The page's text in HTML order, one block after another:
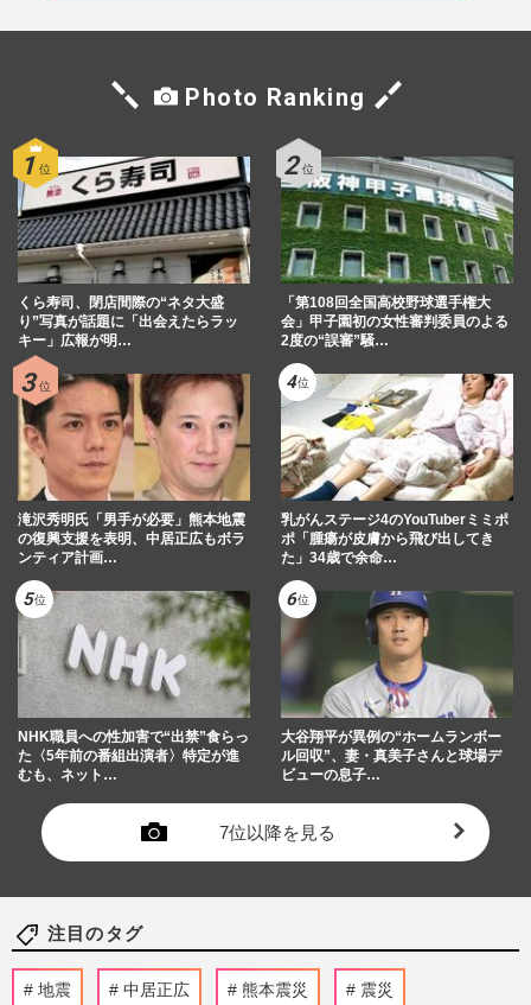
Photo Ranking
くら寿司、閉店間際の“ネタ大盛
り”写真が話題に「出会えたらラッ
キー」広報が明…
「第108回全国高校野球選手権大
会」甲子園初の女性審判委員のよる
2度の“誤審”騒…
滝沢秀明氏「男手が必要」熊本地震
の復興支援を表明、中居正広もボラ
ンティア計画…
乳がんステージ4のYouTuberミミポ
ポ「腫瘍が皮膚から飛び出してき
た」34歳で余命…
NHK職員への性加害で“出禁”食らっ
た〈5年前の番組出演者〉特定が進
むも、ネット…
大谷翔平が異例の“ホームランボー
ル回収”、妻・真美子さんと球場デ
ビューの息子…
7位以降を見る
注目のタグ
地震 中居正広 熊本震災 震災